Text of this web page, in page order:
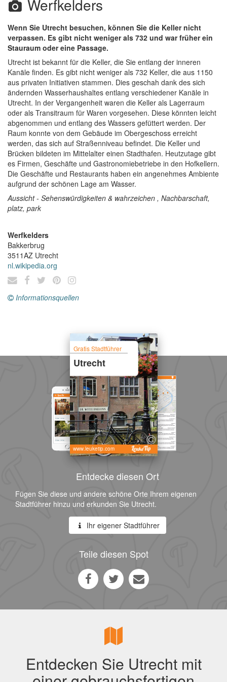
Werfkelders
Wenn Sie Utrecht besuchen, können Sie die Keller nicht
verpassen. Es gibt nicht weniger als 732 und war früher ein
Stauraum oder eine Passage.
Utrecht ist bekannt für die Keller, die Sie entlang der inneren
Kanäle finden. Es gibt nicht weniger als 732 Keller, die aus 1150
aus privaten Initiativen stammen. Dies geschah dank des sich
ändernden Wasserhaushaltes entlang verschiedener Kanäle in
Utrecht. In der Vergangenheit waren die Keller als Lagerraum
oder als Transitraum für Waren vorgesehen. Diese könnten leicht
abgenommen und entlang des Wassers gefüttert werden. Der
Raum konnte von dem Gebäude im Obergeschoss erreicht
werden, das sich auf Straßenniveau befindet. Die Keller und
Brücken bildeten im Mittelalter einen Stadthafen. Heutzutage gibt
es Firmen, Geschäfte und Gastronomiebetriebe in den Hofkellern.
Die Geschäfte und Restaurants haben ein angenehmes Ambiente
aufgrund der schönen Lage am Wasser.
Aussicht - Sehenswürdigkeiten & wahrzeichen , Nachbarschaft,
platz, park
Werfkelders
Bakkerbrug
3511AZ Utrecht
nl.wikipedia.org
Informationsquellen
Gratis Stadtführer
Utrecht
www.leuketip.com
Entdecke diesen Ort
Fügen Sie diese und andere schöne Orte Ihrem eigenen
Stadtführer hinzu und erkunden Sie Utrecht.
Ihr eigener Stadtführer
Teile diesen Spot
Entdecken Sie Utrecht mit